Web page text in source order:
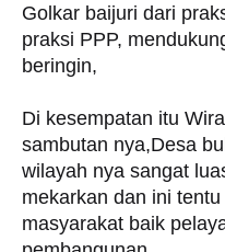
Golkar baijuri dari
praksi PPP,
beringin,
Di kesempatan itu
sambutan nya,Desa
wilayah nya sangat
mekarkan dan ini
masyarakat baik